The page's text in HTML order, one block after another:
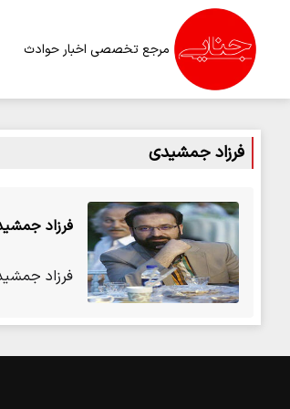
مرجع تخصصی اخبار حوادث
فرزاد جمشیدی
فرزاد
فرزاد